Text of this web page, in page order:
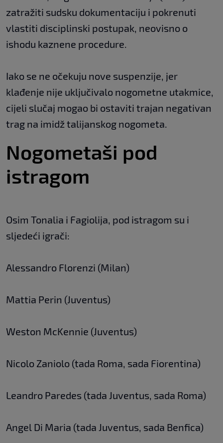
zatražiti sudsku dokumentaciju i pokrenuti
vlastiti disciplinski postupak, neovisno o
ishodu kaznene procedure.
Iako se ne očekuju nove suspenzije, jer
klađenje nije uključivalo nogometne utakmice,
cijeli slučaj mogao bi ostaviti trajan negativan
trag na imidž talijanskog nogometa.
Nogometaši pod
istragom
Osim Tonalia i Fagiolija, pod istragom su i
sljedeći igrači:
Alessandro Florenzi (Milan)
Mattia Perin (Juventus)
Weston McKennie (Juventus)
Nicolo Zaniolo (tada Roma, sada Fiorentina)
Leandro Paredes (tada Juventus, sada Roma)
Angel Di Maria (tada Juventus, sada Benfica)